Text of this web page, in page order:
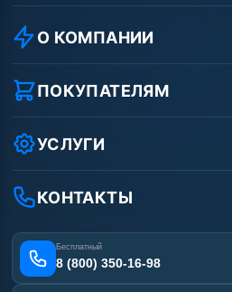
О КОМПАНИИ
О компании
Реквизиты ООО «Шоп АВД»
Условия соглашения
Вакансии
Статьи
ПОКУПАТЕЛЯМ
Как заказать?
Оплата
Лизинг
Получить скидку
УСЛУГИ
Услуги
Аренда АВД
Сертификаты
Наши работы
КОНТАКТЫ
Бесплатный
8 (800) 350-16-98